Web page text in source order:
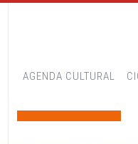
AGENDA CULTURAL